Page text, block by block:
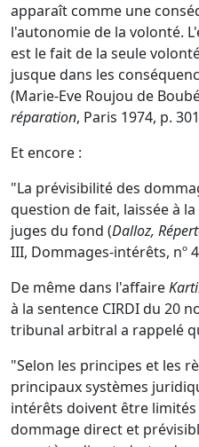
apparaît comme une
l'autonomie de la volonté.
est le fait de la seule
jusque dans les
(Marie-Eve Roujou de
réparation, Paris 1974, p.
Et encore :
"La prévisibilité des
question de fait, laissée à
juges du fond (Dalloz,
III, Dommages-intérêts, nº
De même dans l'affaire
à la sentence CIRDI du 20
tribunal arbitral a rappelé
"Selon les principes et les
principaux systèmes
intérêts doivent être
dommage direct et